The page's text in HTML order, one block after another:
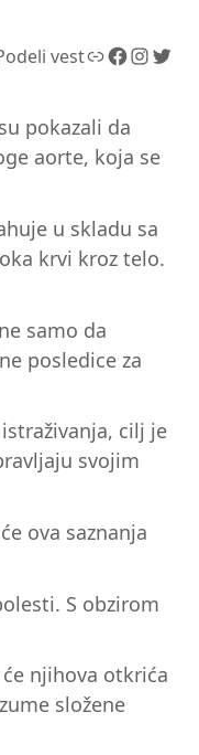
vestLink Facebook InstagramTwitter
pokazali da
aorte, koja se
u skladu sa
krvi kroz telo.
samo da
posledice za
cilj je
svojim
ova saznanja
S obzirom
njihova otkrića
složene